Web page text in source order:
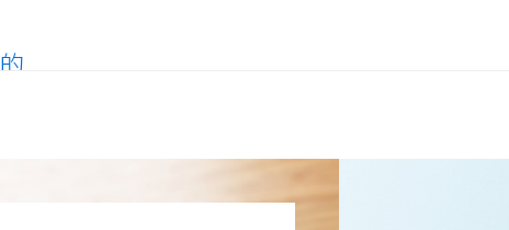
れたシステム開発の動作検証や調査
する協力会社様担当者の識別